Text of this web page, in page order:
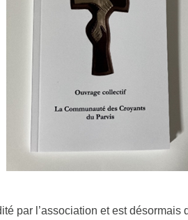
par l’association et est